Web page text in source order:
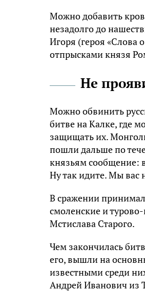
Можно добавить
незадолго до
Игоря (героя «Слова
отпрысками князя
Не
Можно обвинить
битве на Калке, где
защищать их.
пошли дальше по
князьям сообщение:
Ну так идите. Мы вас
В сражении
смоленские и
Мстислава Старого.
Чем закончилась
его, вышли на
известными среди
Андрей Иванович из